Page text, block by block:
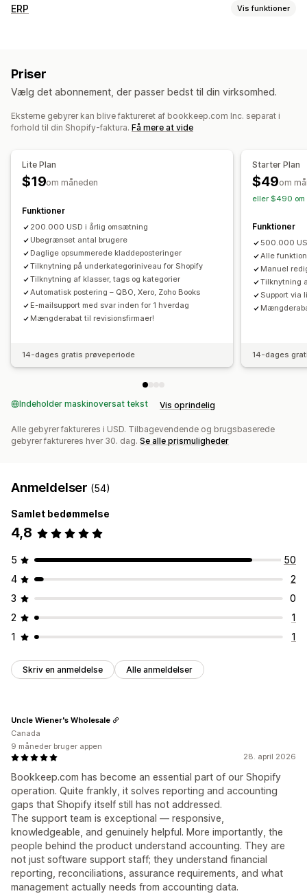
Regnskabsrapporter
Effektivitetskontrolpanel
Købsordrer
Flere butikker Multivaluta Flere kanaler
Oversigt over dagligt salg
Transaktioner
Udbetalinger Lagerbeholdning og produkt
Kortlægning af omsætningsskat
Fejlløsning Import af historiske data
ERP Vis funktioner
Værdioversigt
Debitorer
Likviditet Købsordrer
Indtægtsstyring
Priser
Vælg det abonnement, der passer bedst til din virksomhed.
Eksterne gebyrer kan blive faktureret af bookkeep.com Inc. separat i
forhold til din Shopify-faktura. Få mere at vide
Lite Plan
$19om måneden
Funktioner
200.000 USD i årlig omsætning
Ubegrænset antal brugere
Daglige opsummerede kladdeposteringer
Tilknytning på underkategoriniveau for Shopify
Tilknytning af klasser, tags og kategorier
Automatisk postering – QBO, Xero, Zoho Books
E-mailsupport med svar inden for 1 hverdag
Mængderabat til revisionsfirmaer!
14-dages gratis prøveperiode
Starter Plan
$49om
eller $490 om
Funktioner
500.000
Alle
Manuel
Tilknytning
Support via
14-dages
Indeholder maskinoversat tekst Vis oprindelig
Alle gebyrer faktureres i USD. Tilbagevendende og brugsbaserede
gebyrer faktureres hver 30. dag. Se alle prismuligheder
Anmeldelser (54)
Samlet bedømmelse
4,8
5
50
4
2
3
0
2
1
1
1
Skriv en anmeldelse Alle anmeldelser
28. april 2026
Bookkeep.com has become an essential part of our Shopify
operation. Quite frankly, it solves reporting and accounting
gaps that Shopify itself still has not addressed.
The support team is exceptional — responsive,
knowledgeable, and genuinely helpful. More importantly, the
people behind the product understand accounting. They are
not just software support staff; they understand financial
reporting, reconciliations, assurance requirements, and what
management actually needs from accounting data.
Uncle Wiener's Wholesale
Canada
9 måneder bruger appen